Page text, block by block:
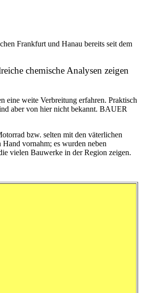
Frankfurt und Hanau bereits seit dem
chemische Analysen zeigen
eine weite Verbreitung erfahren. Praktisch
aber von hier nicht bekannt. BAUER
bzw. selten mit den väterlichen
vornahm; es wurden neben
vielen Bauwerke in der Region zeigen.